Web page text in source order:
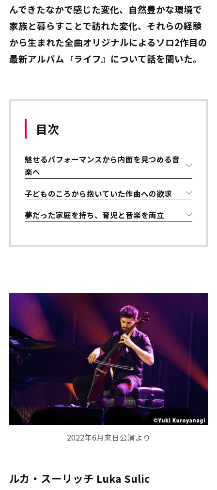
んできたなかで感じた変化、自然豊かな環境で
家族と暮らすことで訪れた変化、それらの経験
から生まれた全曲オリジナルによるソロ2作目の
最新アルバム『ライフ』について話を聞いた。
目次
魅せるパフォーマンスから内面を見つめる音
楽へ
子どものころから抱いていた作曲への欲求
夢だった家庭を持ち、育児と音楽を両立
2022年6月来日公演より
ルカ・スーリッチ Luka Sulic